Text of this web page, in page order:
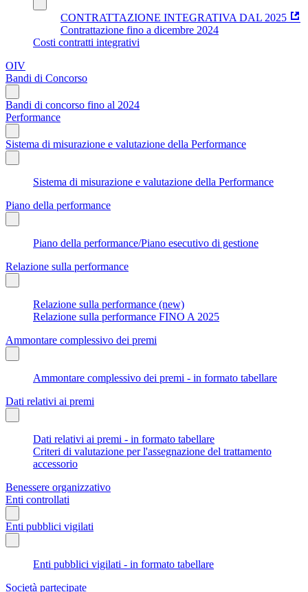
CONTRATTAZIONE INTEGRATIVA DAL 2025
Contrattazione fino a dicembre 2024
Costi contratti integrativi
OIV
Bandi di Concorso
Bandi di concorso fino al 2024
Performance
Sistema di misurazione e valutazione della Performance
Sistema di misurazione e valutazione della Performance
Piano della performance
Piano della performance/Piano esecutivo di gestione
Relazione sulla performance
Relazione sulla performance (new)
Relazione sulla performance FINO A 2025
Ammontare complessivo dei premi
Ammontare complessivo dei premi - in formato tabellare
Dati relativi ai premi
Dati relativi ai premi - in formato tabellare
Criteri di valutazione per l'assegnazione del trattamento
accessorio
Benessere organizzativo
Enti controllati
Enti pubblici vigilati
Enti pubblici vigilati - in formato tabellare
Società partecipate